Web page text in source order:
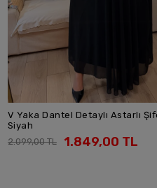
SEPETE EKLE
Kolları Dantel Maxi Kruvaze
2.099,00 TL 1.849,00 TL